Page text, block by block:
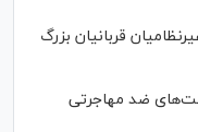
قربانیان بزرگ
ضد مهاجرتی